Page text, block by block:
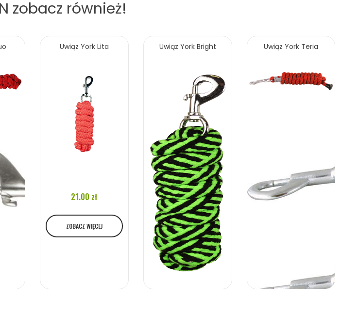
zobacz również!
Uwiąz York Lita
21.00 zł
ZOBACZ WIĘCEJ
Uwiąz York Bright Uwiąz York Teria